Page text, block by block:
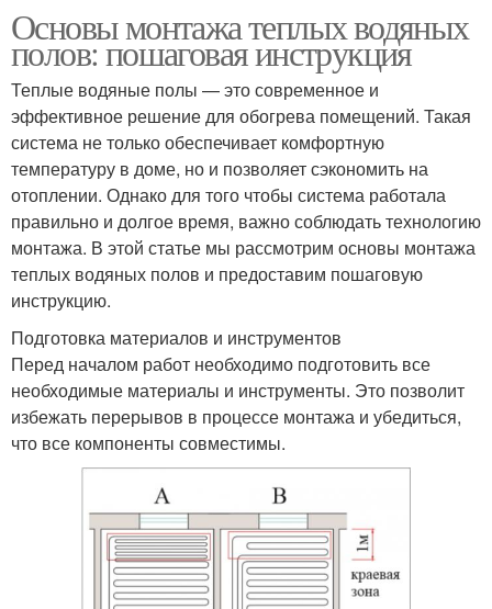
Основы монтажа теплых водяных
полов: пошаговая инструкция
Теплые водяные полы — это современное и
эффективное решение для обогрева помещений. Такая
система не только обеспечивает комфортную
температуру в доме, но и позволяет сэкономить на
отоплении. Однако для того чтобы система работала
правильно и долгое время, важно соблюдать технологию
монтажа. В этой статье мы рассмотрим основы монтажа
теплых водяных полов и предоставим пошаговую
инструкцию.
Подготовка материалов и инструментов
Перед началом работ необходимо подготовить все
необходимые материалы и инструменты. Это позволит
избежать перерывов в процессе монтажа и убедиться,
что все компоненты совместимы.